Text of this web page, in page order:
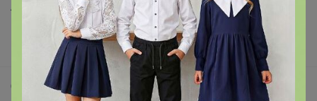
Анонсы
Поддержка альпак
Самое выгодное